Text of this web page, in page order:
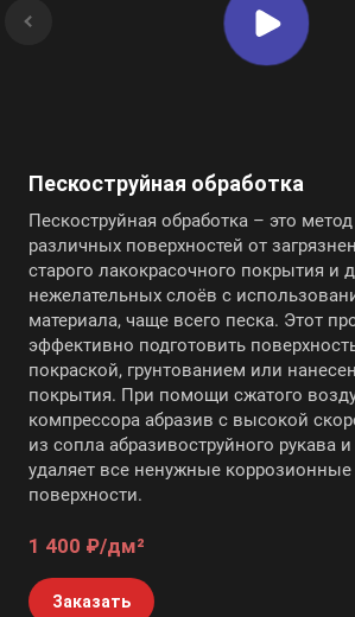
Пескоструйная обработка
Пескоструйная обработка – это
различных поверхностей от
старого лакокрасочного покрытия и
нежелательных слоёв с
материала, чаще всего песка. Этот
эффективно подготовить
покраской, грунтованием или
покрытия. При помощи сжатого
компрессора абразив с высокой
из сопла абразивоструйного рукава
удаляет все ненужные
поверхности.
1 400 ₽/дм²
Заказать